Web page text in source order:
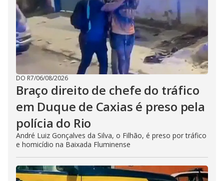
DO R7/06/08/2026
Braço direito de chefe do tráfico
em Duque de Caxias é preso pela
polícia do Rio
André Luiz Gonçalves da Silva, o Filhão, é preso por tráfico
e homicídio na Baixada Fluminense